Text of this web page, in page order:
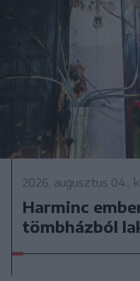
2026. augusztus 04.,
Harminc
tömbházból